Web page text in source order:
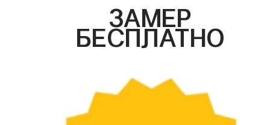
ЗАМЕР
БЕСПЛАТНО